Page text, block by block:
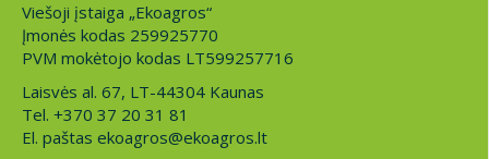
Viešoji įstaiga „Ekoagros“
Įmonės kodas 259925770
PVM mokėtojo kodas LT599257716
Laisvės al. 67, LT-44304 Kaunas
Tel. +370 37 20 31 81
El. paštas ekoagros@ekoagros.lt